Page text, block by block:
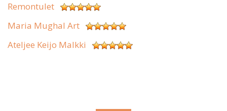
Remontulet
Maria Mughal Art
Ateljee Keijo Malkki